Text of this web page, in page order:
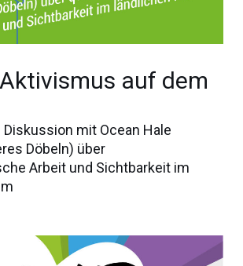
auf dem
mit Ocean Hale
Döbeln) über
Arbeit und Sichtbarkeit im